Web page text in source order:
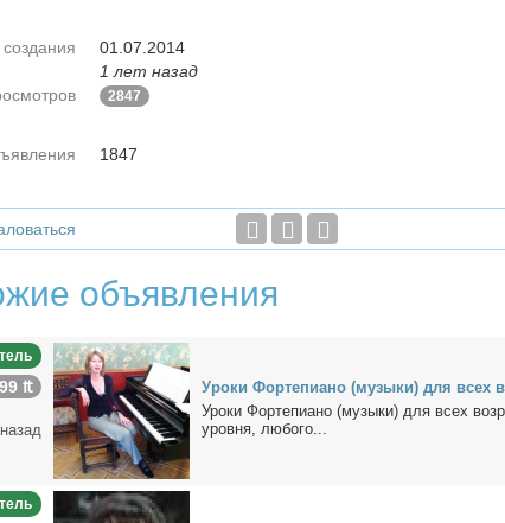
01.07.2014
1 лет назад
2847
1847
объявления
₶
Уро­ки Фор­те­пи­а­но (му­зы­ки) для всех
Уро­ки Фор­те­пи­а­но (му­зы­ки) для всех
уров­ня, лю­бо­го...